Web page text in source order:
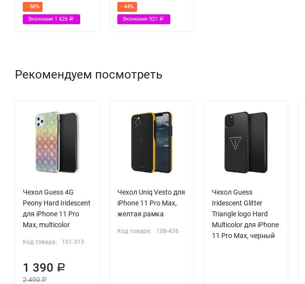
- 50%
Экономия 1 626 Р
- 44%
Экономия 921 Р
Рекомендуем посмотреть
Чехол Guess 4G
Peony Hard Iridescent
для iPhone 11 Pro
Max, multicolor
Код товара: 101-313
1 390 Р
2 490Р
Чехол Uniq Vesto для
iPhone 11 Pro Max,
желтая рамка
Код товара: 108-436
Чехол Guess
Iridescent Glitter
Triangle logo Hard
Multicolor для iPhone
11 Pro Max, черный